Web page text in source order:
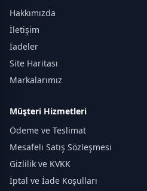
Hakkımızda
İletişim
İadeler
Site Haritası
Markalarımız
Müşteri Hizmetleri
Ödeme ve Teslimat
Mesafeli Satış Sözleşmesi
Gizlilik ve KVKK
İptal ve İade Koşulları